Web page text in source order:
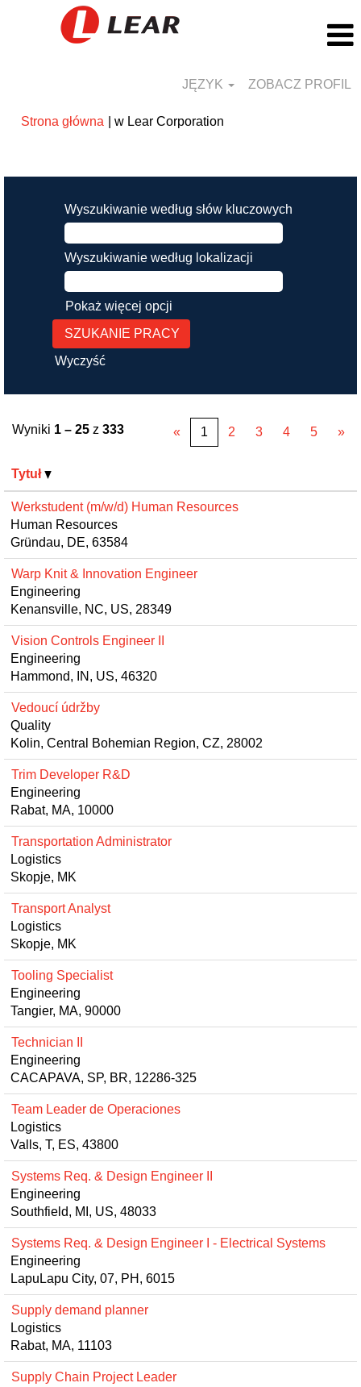
JĘZYK ZOBACZ PROFIL
Strona główna w Lear Corporation
Wyszukiwanie według słów kluczowych
Wyszukiwanie według lokalizacji
Pokaż więcej opcji
Wyczyść
Wyniki 1 – 25 z 333 « 1 2 3 4 5 »
Tytuł
Werkstudent (m/w/d) Human Resources
Human Resources
Gründau, DE, 63584
Warp Knit & Innovation Engineer
Engineering
Kenansville, NC, US, 28349
Vision Controls Engineer II
Engineering
Hammond, IN, US, 46320
Vedoucí údržby
Quality
Kolin, Central Bohemian Region, CZ, 28002
Trim Developer R&D
Engineering
Rabat, MA, 10000
Transportation Administrator
Logistics
Skopje, MK
Transport Analyst
Logistics
Skopje, MK
Tooling Specialist
Engineering
Tangier, MA, 90000
Technician II
Engineering
CACAPAVA, SP, BR, 12286-325
Team Leader de Operaciones
Logistics
Valls, T, ES, 43800
Systems Req. & Design Engineer II
Engineering
Southfield, MI, US, 48033
Systems Req. & Design Engineer I - Electrical Systems
Engineering
LapuLapu City, 07, PH, 6015
Supply demand planner
Logistics
Rabat, MA, 11103
Supply Chain Project Leader